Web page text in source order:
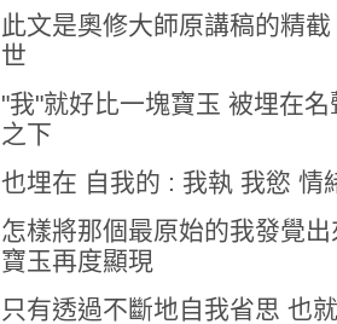
此文是奧修大師原講稿的精
世
"我"就好比一塊寶玉 被埋在
之下
也埋在 自我的 : 我執 我慾 情
怎樣將那個最原始的我發覺
寶玉再度顯現
只有透過不斷地自我省思 也